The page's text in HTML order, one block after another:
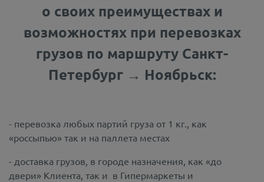
о своих преимуществах и
возможностях при перевозках
грузов по маршруту Санкт-
Петербург → Ноябрьск:
- перевозка любых партий груза от 1 кг., как
«россыпью» так и на паллета местах
- доставка грузов, в городе назначения, как «до
двери» Клиента, так и в Гипермаркеты и